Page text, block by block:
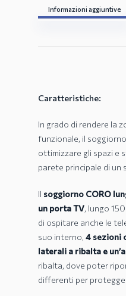
Informazioni aggiuntive
Caratteristiche:
In grado di rendere la
funzionale, il
ottimizzare gli spazi e
parete principale di un
Il soggiorno CORO
un porta TV, lungo
di ospitare anche le
suo interno,4 sezioni
laterali a ribalta e
ribalta, dove poter
differenti per